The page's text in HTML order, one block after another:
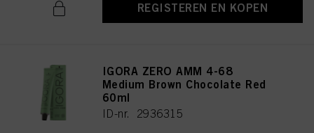
REGISTEREN EN KOPEN
IGORA ZERO AMM 4-68
Medium Brown Chocolate Red
60ml
ID-nr. 2936315